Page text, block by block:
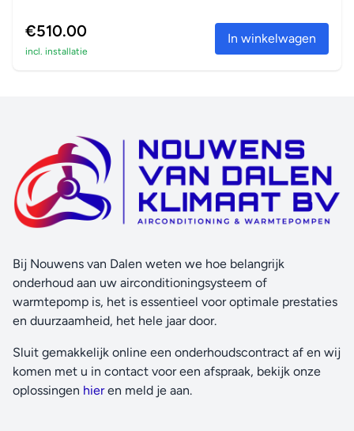
€510.00
incl. installatie
In winkelwagen
Bij Nouwens van Dalen weten we hoe belangrijk
onderhoud aan uw airconditioningsysteem of
warmtepomp is, het is essentieel voor optimale prestaties
en duurzaamheid, het hele jaar door.
Sluit gemakkelijk online een onderhoudscontract af en wij
komen met u in contact voor een afspraak, bekijk onze
oplossingen hieren meld je aan.